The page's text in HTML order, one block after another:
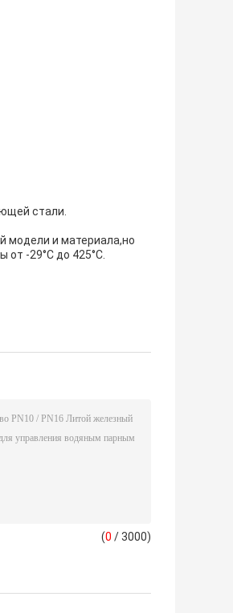
стали.
модели и материала,но
-29°C до 425°C.
(0 / 3000)